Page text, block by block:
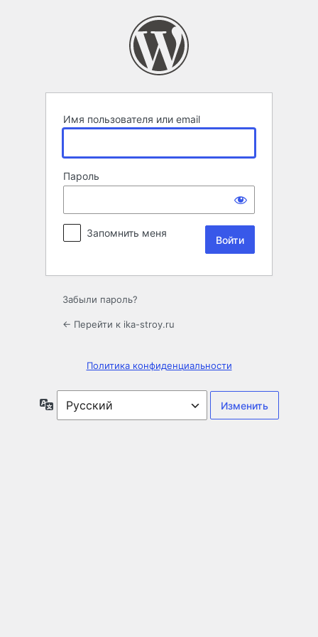
Имя пользователя или email
Пароль
Запомнить меня
Забыли пароль?
← Перейти к ika-stroy.ru
Политика конфиденциальности
Язык